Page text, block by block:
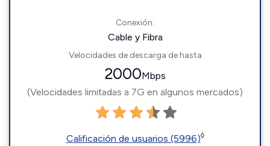
Conexión:
Cable y Fibra
Velocidades de descarga de hasta
2000Mbps
(Velocidades limitadas a 7G en algunos mercados)
Calificación de usuarios (5996)◊